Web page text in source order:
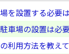
を設置する必要
車場の設置は必
利用方法を教え